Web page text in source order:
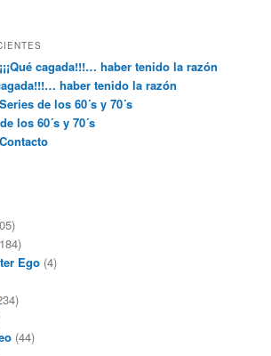
¡¡¡Qué cagada!!!… haber tenido la razón
cagada!!!… haber tenido la razón
Series de los 60´s y 70´s
los 60´s y 70´s
Contacto
Ego (4)
(44)